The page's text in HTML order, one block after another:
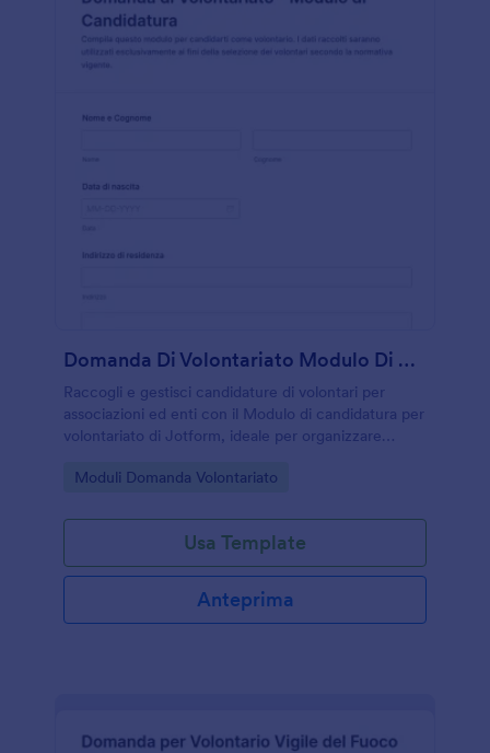
Domanda Di Volontariato Modulo Di Candidatura
Raccogli e gestisci candidature di volontari per
associazioni ed enti con il Modulo di candidatura per
volontariato di Jotform, ideale per organizzare
raccolta dati.
Go to Category:
Moduli Domanda Volontariato
Usa Template
Anteprima